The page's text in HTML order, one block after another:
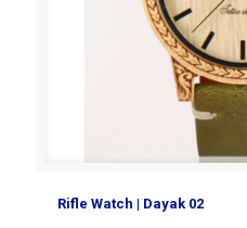
Rifle Watch | Dayak 02